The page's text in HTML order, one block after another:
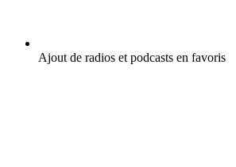
Ajout de radios et podcasts en favoris